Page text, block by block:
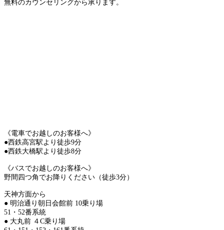
無料のカウンセリングから承ります。
《電車でお越しのお客様へ》
●西鉄高宮駅より徒歩9分
●西鉄大橋駅より徒歩8分
《バスでお越しのお客様へ》
野間四つ角でお降りください（徒歩3分）
天神方面から
● 明治通り朝日会館前 10乗り場
51・52番系統
● 大丸前 ４C乗り場